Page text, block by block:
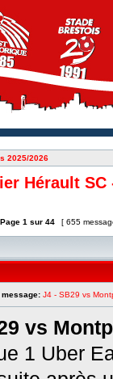
2025/2026
Hérault
Page 1 sur 44 [ 655
message: J4 - SB29 vs
vs
1 Uber